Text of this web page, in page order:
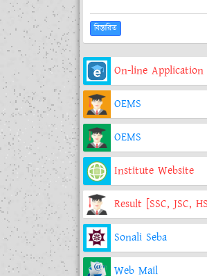
বিস্তারিত
On-line Application
OEMS
OEMS
Institute Website
Result [SSC, JSC,
Sonali Seba
Web Mail